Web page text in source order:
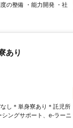
の整備 ・能力開発 ・社
あり
し＊単身寮あり＊託児所
ングサポート、e‐ラーニ